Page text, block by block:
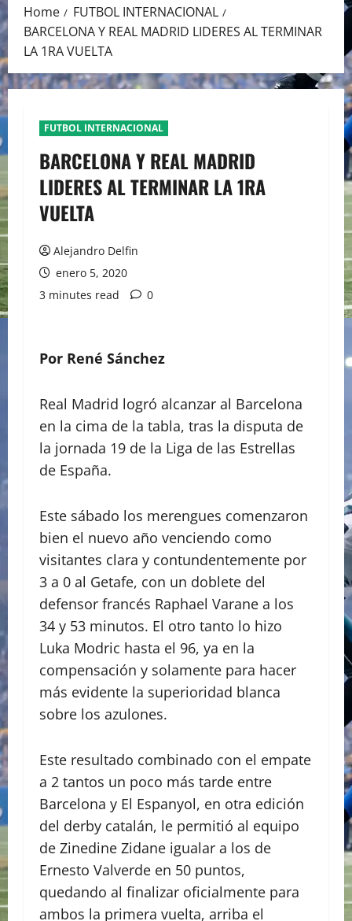
Home
FUTBOL INTERNACIONAL
BARCELONA Y REAL MADRID LIDERES AL TERMINAR
LA 1RA VUELTA
FUTBOL INTERNACIONAL
BARCELONA Y REAL MADRID
LIDERES AL TERMINAR LA 1RA
VUELTA
Alejandro Delfin
enero 5, 2020
3 minutes read
0
Por René Sánchez
Real Madrid logró alcanzar al Barcelona
en la cima de la tabla, tras la disputa de
la jornada 19 de la Liga de las Estrellas
de España.
Este sábado los merengues comenzaron
bien el nuevo año venciendo como
visitantes clara y contundentemente por
3 a 0 al Getafe, con un doblete del
defensor francés Raphael Varane a los
34 y 53 minutos. El otro tanto lo hizo
Luka Modric hasta el 96, ya en la
compensación y solamente para hacer
más evidente la superioridad blanca
sobre los azulones.
Este resultado combinado con el empate
a 2 tantos un poco más tarde entre
Barcelona y El Espanyol, en otra edición
del derby catalán, le permitió al equipo
de Zinedine Zidane igualar a los de
Ernesto Valverde en 50 puntos,
quedando al finalizar oficialmente para
ambos la primera vuelta, arriba el